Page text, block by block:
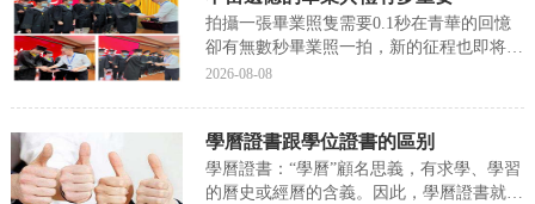
詩人高鼎...
拍攝一張畢業照隻需要0.1秒在青華的回憶
卻有無數秒畢業照一拍，新的征程也即将開
始了，許多許多美好的時刻，留着日後慢慢
書！它代表着同學們已經能夠獨立走進工作
崗位承擔自...
2026-08-08
學曆證書跟學位證書的區别
學曆證書：“學曆”顧名思義，有求學、學習
的曆史或經曆的含義。因此，學曆證書就是